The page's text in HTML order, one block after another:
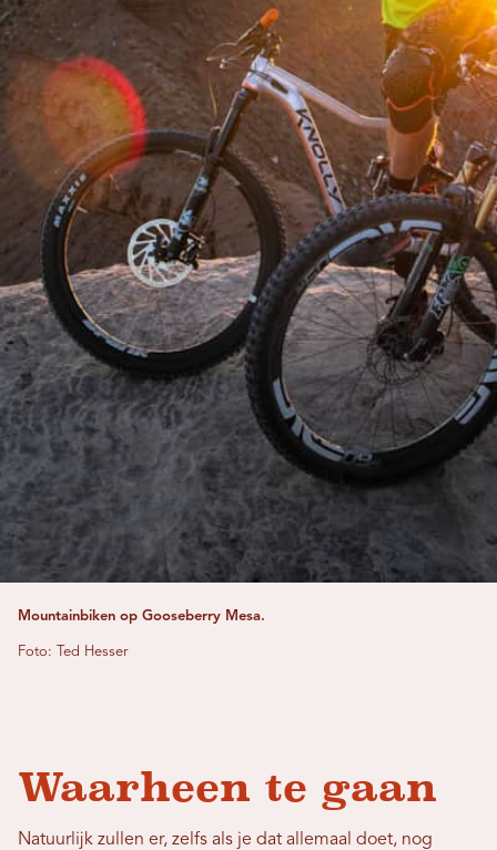
Mountainbiken op Gooseberry Mesa.
Foto: Ted Hesser
Waarheen te gaan
Natuurlijk zullen er, zelfs als je dat allemaal doet, nog